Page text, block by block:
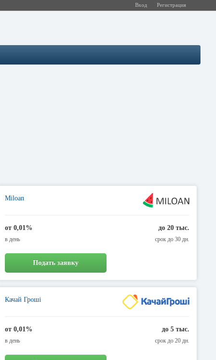
Вход Регистрация
Miloan
от 0,01%
в день
до 20 тыс.
срок до 30 дн.
Подать заявку
Качай Гроші
от 0,01%
в день
до 5 тыс.
срок до 20 дн.